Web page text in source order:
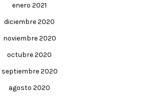
enero 2021
diciembre 2020
noviembre 2020
octubre 2020
septiembre 2020
agosto 2020